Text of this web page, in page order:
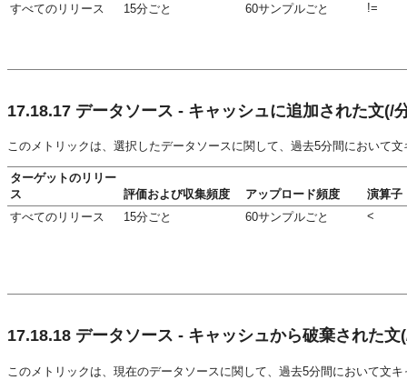
すべてのリリース
15分ごと 60サンプルごと !=
17.18.17 データソース - キャッシュに追加された文(/
このメトリックは、選択したデータソースに関して、過去5分間において
ターゲットのリリー
ス
評価および収集頻度 アップロード頻度
演算子
すべてのリリース
15分ごと 60サンプルごと <
17.18.18 データソース - キャッシュから破棄された文
このメトリックは、現在のデータソースに関して、過去5分間において文